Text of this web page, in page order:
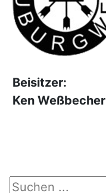
Suchen ...
Beisitzer:
Ken Weßbecher